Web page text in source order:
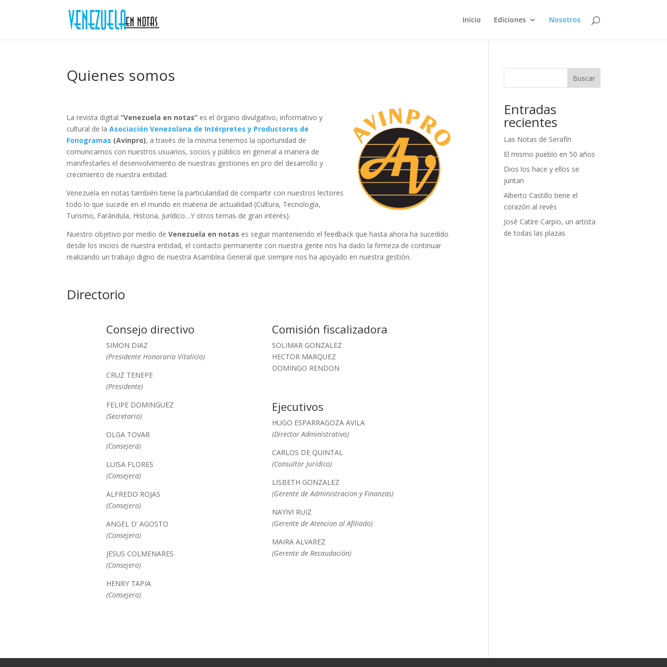
Inicio Ediciones Nosotros
Quienes somos
La revista digital“Venezuela en notas” es el órgano divulgativo, informativo y
cultural de laAsociación Venezolana de Intérpretes y Productores de
Fonogramas (Avinpro), a través de la misma tenemos la oportunidad de
comunicarnos con nuestros usuarios, socios y público en general a manera de
manifestarles el desenvolvimiento de nuestras gestiones en pro del desarrollo y
crecimiento de nuestra entidad.
Venezuela en notas también tiene la particularidad de compartir con nuestros lectores
todo lo que sucede en el mundo en materia de actualidad (Cultura, Tecnología,
Turismo, Farándula, Historia, Jurídico…Y otros temas de gran interés).
Nuestro objetivo por medio deVenezuela en notas es seguir manteniendo el feedback que hasta ahora ha sucedido
desde los inicios de nuestra entidad, el contacto permanente con nuestra gente nos ha dado la firmeza de continuar
realizando un trabajo digno de nuestra Asamblea General que siempre nos ha apoyado en nuestra gestión.
Directorio
Consejo directivo
SIMON DIAZ
(Presidente Honorario Vitalicio)
CRUZ TENEPE
(Presidente)
FELIPE DOMINGUEZ
(Secretario)
OLGA TOVAR
(Consejera)
LUISA FLORES
(Consejera)
ALFREDO ROJAS
(Consejero)
ANGEL D’ AGOSTO
(Consejero)
JESUS COLMENARES
(Consejero)
HENRY TAPIA
(Consejero)
Comisión fiscalizadora
SOLIMAR GONZALEZ
HECTOR MARQUEZ
DOMINGO RENDON
Ejecutivos
HUGO ESPARRAGOZA AVILA
(Director Administrativo)
CARLOS DE QUINTAL
(Consultor Jurídico)
LISBETH GONZALEZ
(Gerente de Administracion y Finanzas)
NAYIVI RUIZ
(Gerente de Atencion al Afiliado)
MAIRA ALVAREZ
(Gerente de Recaudación)
Buscar
Entradas
recientes
Las Notas de Serafín
El mismo pueblo en 50 años
Dios los hace y ellos se
juntan
Alberto Castillo tiene el
corazón al revés
José Catire Carpio, un artista
de todas las plazas